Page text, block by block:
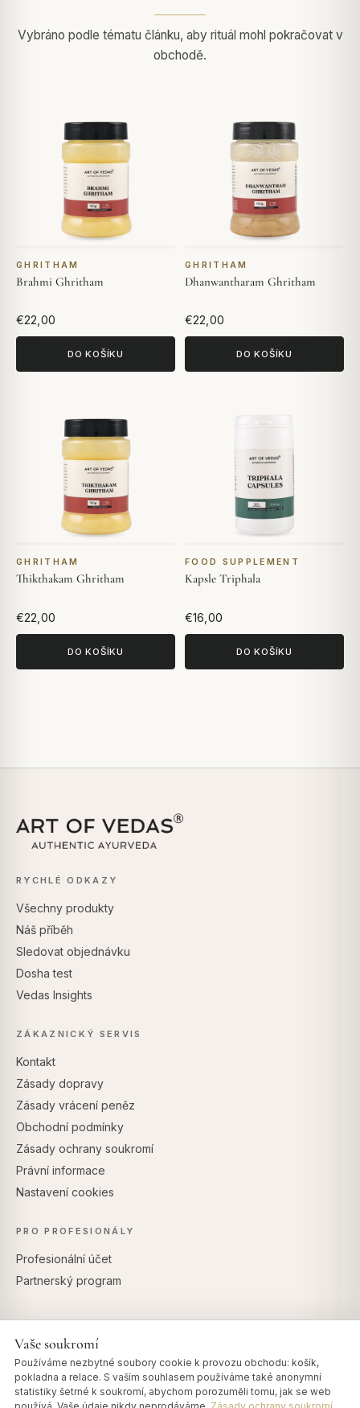
Vybráno podle tématu článku, aby rituál mohl pokračovat v
obchodě.
GHRITHAM
Brahmi Ghritham
€22,00
DO KOŠÍKU
GHRITHAM
Dhanwantharam Ghritham
€22,00
DO KOŠÍKU
GHRITHAM
Thikthakam Ghritham
€22,00
DO KOŠÍKU
FOOD SUPPLEMENT
Kapsle Triphala
€16,00
DO KOŠÍKU
RYCHLÉ ODKAZY
Všechny produkty
Náš příběh
Sledovat objednávku
Dosha test
Vedas Insights
ZÁKAZNICKÝ SERVIS
Kontakt
Zásady dopravy
Zásady vrácení peněz
Obchodní podmínky
Zásady ochrany soukromí
Právní informace
Nastavení cookies
PRO PROFESIONÁLY
Profesionální účet
Partnerský program
Vaše soukromí
Používáme nezbytné soubory cookie k provozu obchodu: košík,
pokladna a relace. S vaším souhlasem používáme také anonymní
statistiky šetrné k soukromí, abychom porozuměli tomu, jak se web